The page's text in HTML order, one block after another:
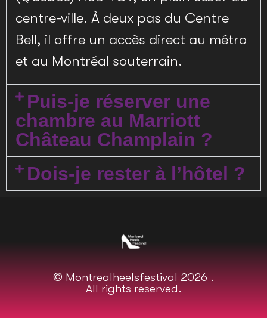
centre-ville. À deux pas du Centre
Bell, il offre un accès direct au métro
et au Montréal souterrain.
Puis-je réserver une
chambre au Marriott
Château Champlain ?
Dois-je rester à l’hôtel ?
© Montrealheelsfestival 2026 .
All rights reserved.